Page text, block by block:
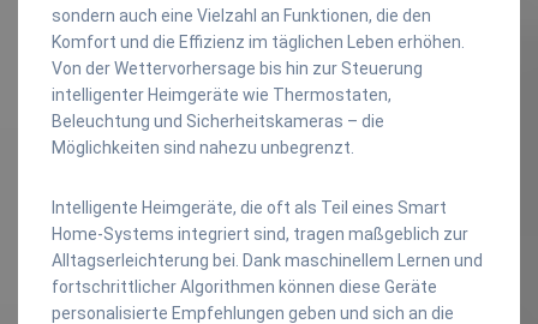
sondern auch eine Vielzahl an Funktionen, die den
Komfort und die Effizienz im täglichen Leben erhöhen.
Von der Wettervorhersage bis hin zur Steuerung
intelligenter Heimgeräte wie Thermostaten,
Beleuchtung und Sicherheitskameras – die
Möglichkeiten sind nahezu unbegrenzt.
Intelligente Heimgeräte, die oft als Teil eines Smart
Home-Systems integriert sind, tragen maßgeblich zur
Alltagserleichterung bei. Dank maschinellem Lernen und
fortschrittlicher Algorithmen können diese Geräte
personalisierte Empfehlungen geben und sich an die